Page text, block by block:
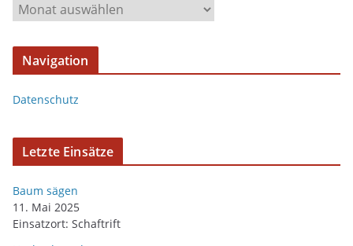
r
c
v
Navigation
Datenschutz
Letzte Einsätze
Baum sägen
11. Mai 2025
Einsatzort: Schaftrift